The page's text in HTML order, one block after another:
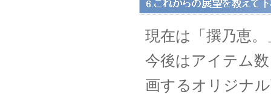
現在は「撰乃恵
今後はアイテム
画するオリジナ